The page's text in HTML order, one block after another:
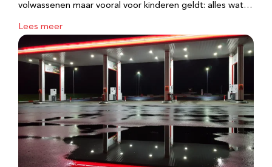
volwassenen maar vooral voor kinderen geldt: alles wat…
Lees meer